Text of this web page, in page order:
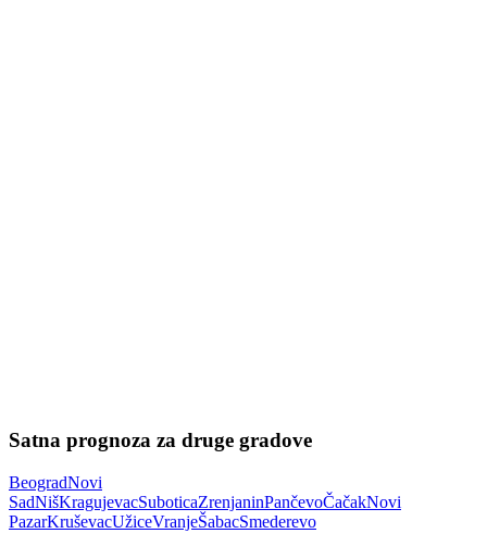
Satna prognoza za druge gradove
BeogradNovi
SadNišKragujevacSuboticaZrenjaninPančevoČačakNovi
PazarKruševacUžiceVranjeŠabacSmederevo